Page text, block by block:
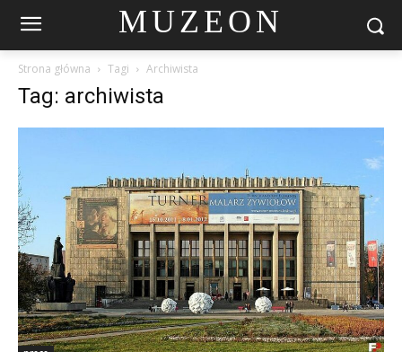
MUZEON
Strona główna Tagi Archiwista
Tag: archiwista